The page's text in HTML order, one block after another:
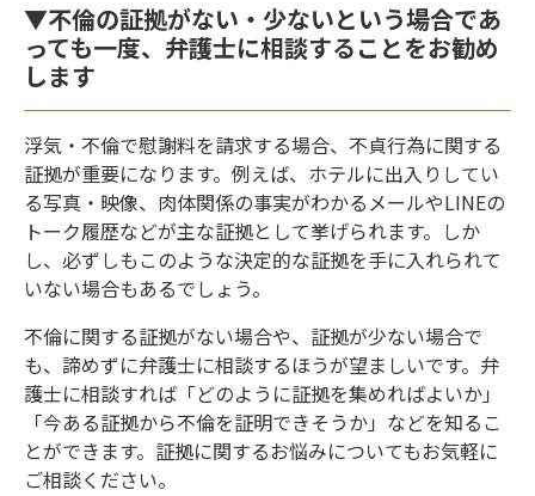
▼不倫の証拠がない・少ないという場合であ
っても一度、弁護士に相談することをお勧め
します
浮気・不倫で慰謝料を請求する場合、不貞行為に関する
証拠が重要になります。例えば、ホテルに出入りしてい
る写真・映像、肉体関係の事実がわかるメールやLINEの
トーク履歴などが主な証拠として挙げられます。しか
し、必ずしもこのような決定的な証拠を手に入れられて
いない場合もあるでしょう。
不倫に関する証拠がない場合や、証拠が少ない場合で
も、諦めずに弁護士に相談するほうが望ましいです。弁
護士に相談すれば「どのように証拠を集めればよいか」
「今ある証拠から不倫を証明できそうか」などを知るこ
とができます。証拠に関するお悩みについてもお気軽に
ご相談ください。